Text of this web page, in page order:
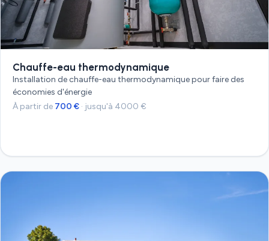
Chauffe-eau thermodynamique
Installation de chauffe-eau thermodynamique pour faire des
économies d'énergie
À partir de 700 € · jusqu'à 4000 €